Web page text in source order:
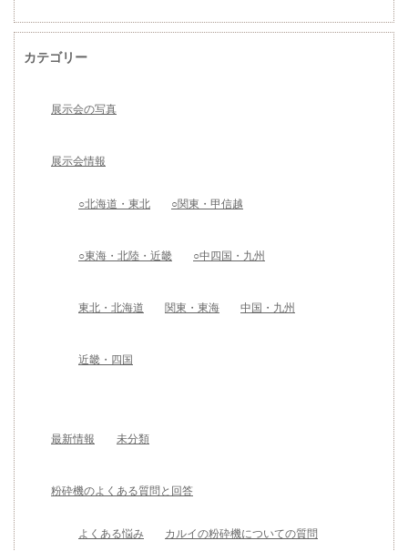
カテゴリー
展示会の写真
展示会情報
○北海道・東北 ○関東・甲信越
○東海・北陸・近畿 ○中四国・九州
東北・北海道 関東・東海 中国・九州
近畿・四国
最新情報 未分類
粉砕機のよくある質問と回答
よくある悩み カルイの粉砕機についての質問